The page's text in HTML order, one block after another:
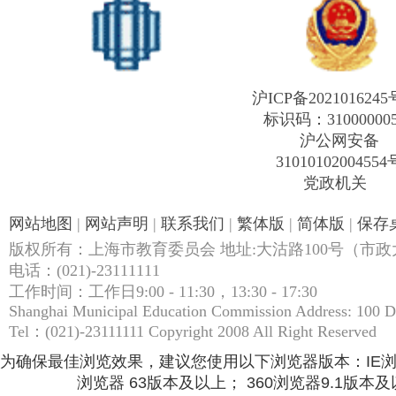
沪ICP备2021016245
标识码：
沪公网安备
31010102004554
党政机关
网站地图 | 网站声明 | 联系我们 | 繁体版 | 简体版 | 保存
版权所有：上海市教育委员会 地址:大沽路100号（市
电话：(021)-23111111
工作时间：工作日9:00 - 11:30，13:30 - 17:30
Shanghai Municipal Education Commission Address: 100
Tel：(021)-23111111 Copyright 2008 All Right Reserved
为确保最佳浏览效果，建议您使用以下浏览器版本：IE
浏览器 63版本及以上； 360浏览器9.1版本